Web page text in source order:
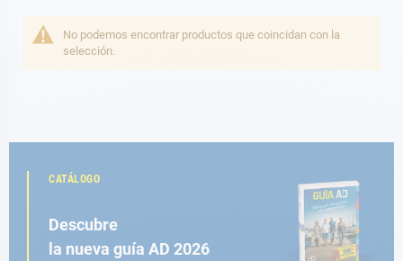
No podemos encontrar productos que coincidan con la
selección.
CATÁLOGO
Descubre
la nueva guía AD 2026